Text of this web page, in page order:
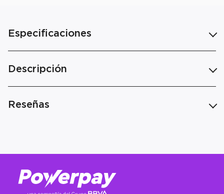
Especificaciones
Descripción
Reseñas